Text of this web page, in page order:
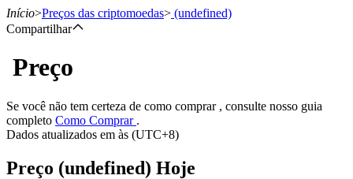
Futuros
Início>Preços das criptomoedas> (undefined)
Compartilhar
Preço
Se você não tem certeza de como comprar , consulte nosso guia
completo Como Comprar .
Dados atualizados em às (UTC+8)
Preço (undefined) Hoje